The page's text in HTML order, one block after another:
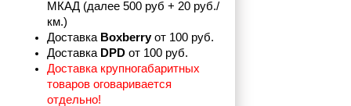
МКАД (далее 500 руб + 20 руб./
км.)
Доставка Boxberry от 100 руб.
Доставка DPD от 100 руб.
Доставка крупногабаритных
товаров оговаривается
отдельно!